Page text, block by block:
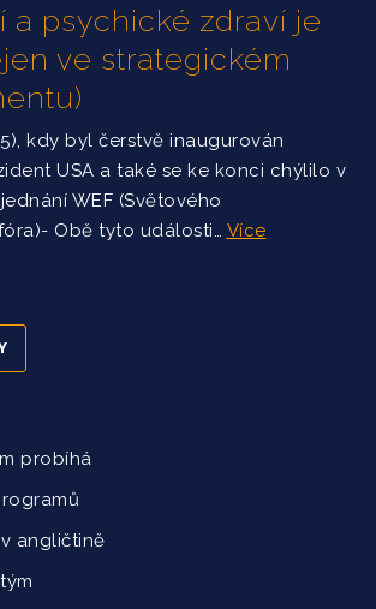
a psychické zdraví je
ve strategickém
kdy byl čerstvě inaugurován
USA a také se ke konci chýlilo v
WEF (Světového
Obě tyto události… Více
probíhá
angličtině